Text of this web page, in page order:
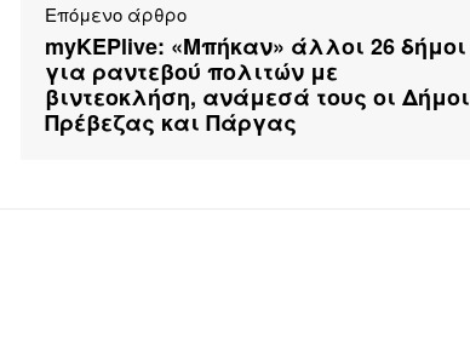
Επόμενο άρθρο
myKEPlive: «Μπήκαν» άλλοι 26 δήμοι
για ραντεβού πολιτών με
βιντεοκλήση, ανάμεσά τους οι Δήμοι
Πρέβεζας και Πάργας